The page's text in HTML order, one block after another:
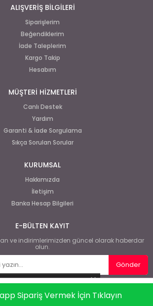
ALIŞVERİŞ BİLGİLERİ
Siparişlerim
Beğendiklerim
İade Taleplerim
Kargo Takip
Hesabım
MÜŞTERİ HİZMETLERİ
Canlı Destek
Yardım
Garanti & İade Sorgulama
Sıkça Sorulan Sorular
KURUMSAL
Hakkımızda
İletişim
Banka Hesap Bilgileri
E-BÜLTEN KAYIT
ve indirimlerimizden güncel olarak haberdar
olun.
Gönder
Sipariş Vermek İçin Tıklayın
Sepetim Üye Girişi